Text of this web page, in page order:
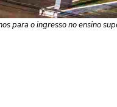
para o ingresso no ensino